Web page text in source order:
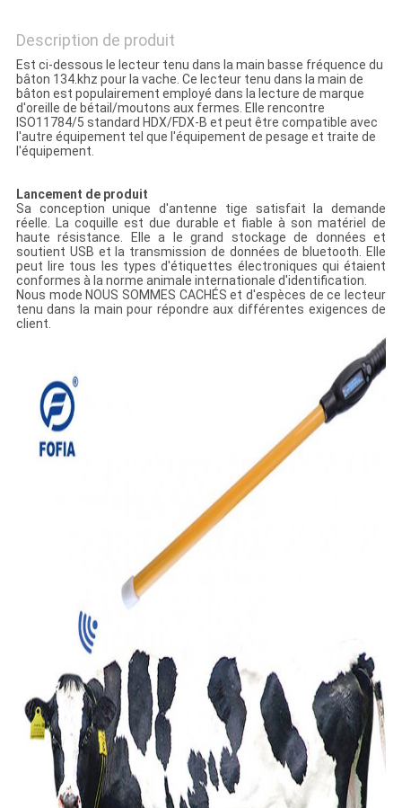
Description de produit
Est ci-dessous le lecteur tenu dans la main basse fréquence du
bâton 134.khz pour la vache. Ce lecteur tenu dans la main de
bâton est populairement employé dans la lecture de marque
d'oreille de bétail/moutons aux fermes. Elle rencontre
ISO11784/5 standard HDX/FDX-B et peut être compatible avec
l'autre équipement tel que l'équipement de pesage et traite de
l'équipement.
Lancement de produit
Sa conception unique d'antenne tige satisfait la demande
réelle. La coquille est due durable et fiable à son matériel de
haute résistance. Elle a le grand stockage de données et
soutient USB et la transmission de données de bluetooth. Elle
peut lire tous les types d'étiquettes électroniques qui étaient
conformes à la norme animale internationale d'identification.
Nous mode NOUS SOMMES CACHÉS et d'espèces de ce lecteur
tenu dans la main pour répondre aux différentes exigences de
client.